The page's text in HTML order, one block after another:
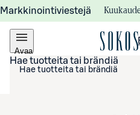
Markkinointiviestejä
Avaa
valikko
Hae tuotteita tai brändiä